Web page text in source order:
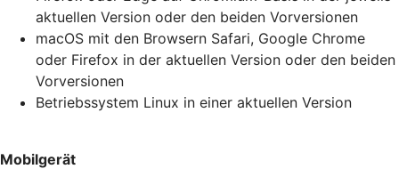
aktuellen Version oder den beiden Vorversionen
macOS mit den Browsern Safari, Google Chrome
oder Firefox in der aktuellen Version oder den beiden
Vorversionen
Betriebssystem Linux in einer aktuellen Version
Mobilgerät